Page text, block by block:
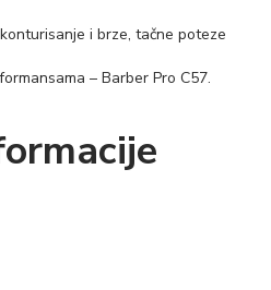
i brze, tačne poteze
– Barber Pro C57.